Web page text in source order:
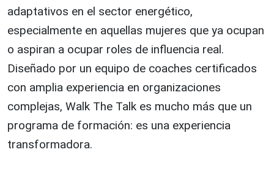
adaptativos en el sector energético,
especialmente en aquellas mujeres que ya ocupan
o aspiran a ocupar roles de influencia real.
Diseñado por un equipo de coaches certificados
con amplia experiencia en organizaciones
complejas, Walk The Talk es mucho más que un
programa de formación: es una experiencia
transformadora.